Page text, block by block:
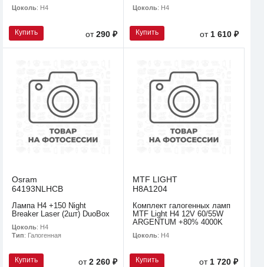
Цоколь: H4
Купить от290 ₽
Цоколь: H4
Купить от 1 610 ₽
Osram
64193NLHCB
Лампа H4 +150 Night
Breaker Laser (2шт) DuoBox
Цоколь: H4
Тип: Галогенная
Купить от2 260 ₽
MTF LIGHT
H8A1204
Комплект галогенных ламп
MTF Light H4 12V 60/55W
ARGENTUM +80% 4000K
Цоколь: H4
Купить от 1 720 ₽